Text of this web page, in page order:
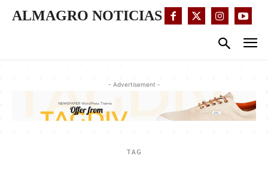
ALMAGRO NOTICIAS
- Advertisement -
TAG